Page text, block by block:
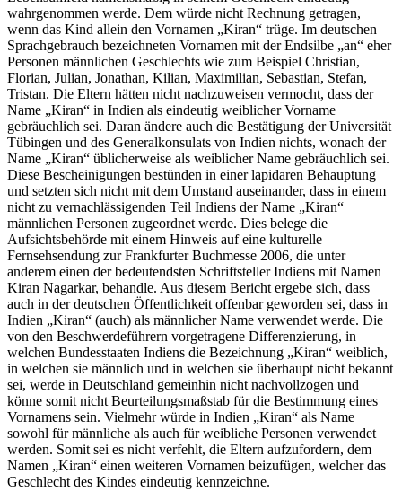
wahrgenommen werde. Dem würde nicht Rechnung getragen,
wenn das Kind allein den Vornamen „Kiran“ trüge. Im deutschen
Sprachgebrauch bezeichneten Vornamen mit der Endsilbe „an“ eher
Personen männlichen Geschlechts wie zum Beispiel Christian,
Florian, Julian, Jonathan, Kilian, Maximilian, Sebastian, Stefan,
Tristan. Die Eltern hätten nicht nachzuweisen vermocht, dass der
Name „Kiran“ in Indien als eindeutig weiblicher Vorname
gebräuchlich sei. Daran ändere auch die Bestätigung der Universität
Tübingen und des Generalkonsulats von Indien nichts, wonach der
Name „Kiran“ üblicherweise als weiblicher Name gebräuchlich sei.
Diese Bescheinigungen bestünden in einer lapidaren Behauptung
und setzten sich nicht mit dem Umstand auseinander, dass in einem
nicht zu vernachlässigenden Teil Indiens der Name „Kiran“
männlichen Personen zugeordnet werde. Dies belege die
Aufsichtsbehörde mit einem Hinweis auf eine kulturelle
Fernsehsendung zur Frankfurter Buchmesse 2006, die unter
anderem einen der bedeutendsten Schriftsteller Indiens mit Namen
Kiran Nagarkar, behandle. Aus diesem Bericht ergebe sich, dass
auch in der deutschen Öffentlichkeit offenbar geworden sei, dass in
Indien „Kiran“ (auch) als männlicher Name verwendet werde. Die
von den Beschwerdeführern vorgetragene Differenzierung, in
welchen Bundesstaaten Indiens die Bezeichnung „Kiran“ weiblich,
in welchen sie männlich und in welchen sie überhaupt nicht bekannt
sei, werde in Deutschland gemeinhin nicht nachvollzogen und
könne somit nicht Beurteilungsmaßstab für die Bestimmung eines
Vornamens sein. Vielmehr würde in Indien „Kiran“ als Name
sowohl für männliche als auch für weibliche Personen verwendet
werden. Somit sei es nicht verfehlt, die Eltern aufzufordern, dem
Namen „Kiran“ einen weiteren Vornamen beizufügen, welcher das
Geschlecht des Kindes eindeutig kennzeichne.